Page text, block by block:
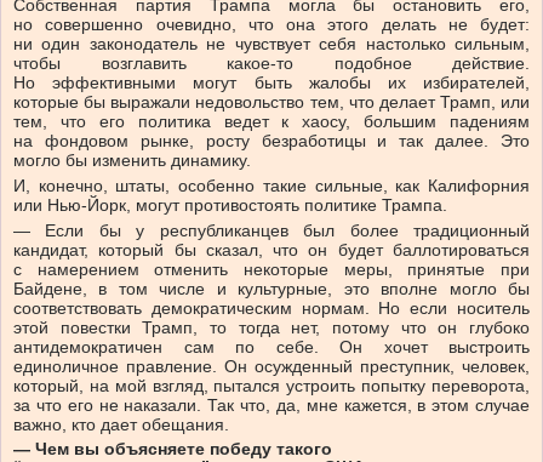
Собственная партия Трампа могла бы остановить его,
но совершенно очевидно, что она этого делать не будет:
ни один законодатель не чувствует себя настолько сильным,
чтобы возглавить какое-то подобное действие.
Но эффективными могут быть жалобы их избирателей,
которые бы выражали недовольство тем, что делает Трамп, или
тем, что его политика ведет к хаосу, большим падениям
на фондовом рынке, росту безработицы и так далее. Это
могло бы изменить динамику.
И, конечно, штаты, особенно такие сильные, как Калифорния
или Нью-Йорк, могут противостоять политике Трампа.
— Если бы у республиканцев был более традиционный
кандидат, который бы сказал, что он будет баллотироваться
с намерением отменить некоторые меры, принятые при
Байдене, в том числе и культурные, это вполне могло бы
соответствовать демократическим нормам. Но если носитель
этой повестки Трамп, то тогда нет, потому что он глубоко
антидемократичен сам по себе. Он хочет выстроить
единоличное правление. Он осужденный преступник, человек,
который, на мой взгляд, пытался устроить попытку переворота,
за что его не наказали. Так что, да, мне кажется, в этом случае
важно, кто дает обещания.
— Чем вы объясняете победу такого